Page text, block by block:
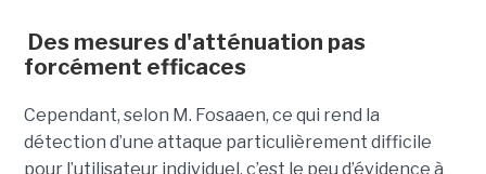
Des mesures d'atténuation pas
forcément efficaces
Cependant, selon M. Fosaaen, ce qui rend la
détection d’une attaque particulièrement difficile
pour l’utilisateur individuel, c’est le peu d’évidence à